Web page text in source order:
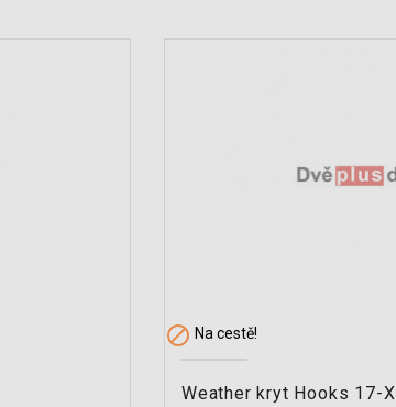
 Na cestě!
Weather kryt Hooks 17-X